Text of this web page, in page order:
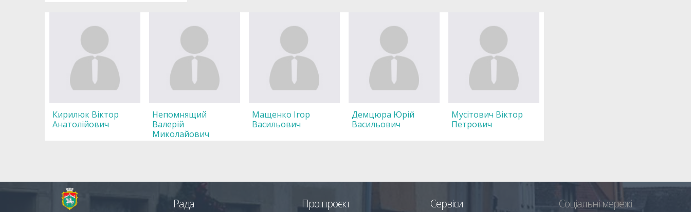
Кирилюк Віктор
Анатолійович
Непомнящий
Валерій
Миколайович
Мащенко Ігор
Васильович
Демцюра Юрій
Васильович
Мусітович Віктор
Петрович
Рада Про проєкт Сервіси Соціальні мережі